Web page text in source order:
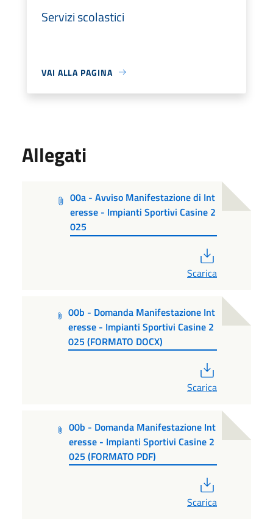
Servizi scolastici
VAI ALLA PAGINA
Allegati
00a - Avviso Manifestazione di Int
eresse - Impianti Sportivi Casine 2
025
Scarica
00b - Domanda Manifestazione Int
eresse - Impianti Sportivi Casine 2
025 (FORMATO DOCX)
Scarica
00b - Domanda Manifestazione Int
eresse - Impianti Sportivi Casine 2
025 (FORMATO PDF)
Scarica